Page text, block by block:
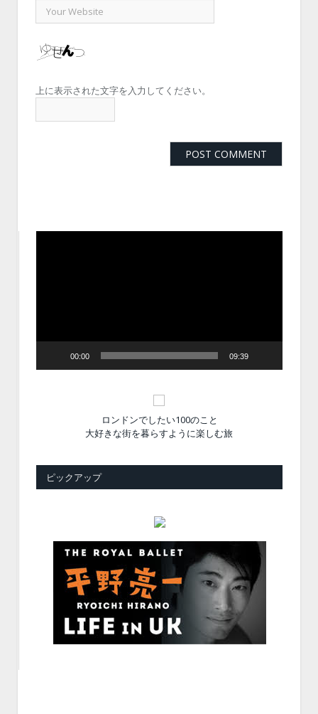
上に表示された文字を入力してください。
00:00 09:39
ロンドンでしたい100のこと
大好きな街を暮らすように楽しむ旅
ピックアップ